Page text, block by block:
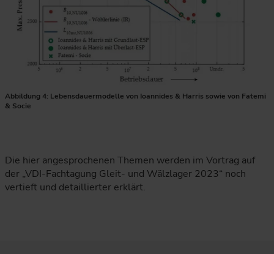
Abbildung 4: Lebensdauermodelle von Ioannides & Harris sowie von Fatemi
& Socie
Die hier angesprochenen Themen werden im Vortrag auf
der „VDI-Fachtagung Gleit- und Wälzlager 2023“ noch
vertieft und detaillierter erklärt.